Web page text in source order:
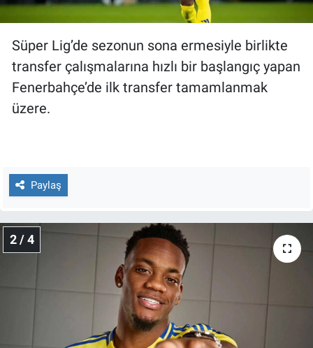
Süper Lig’de sezonun sona ermesiyle birlikte
transfer çalışmalarına hızlı bir başlangıç yapan
Fenerbahçe’de ilk transfer tamamlanmak
üzere.
Paylaş
2 / 4
Koronavirüs
Kültür Sanat
Popüler
Programlar
Teknoloji